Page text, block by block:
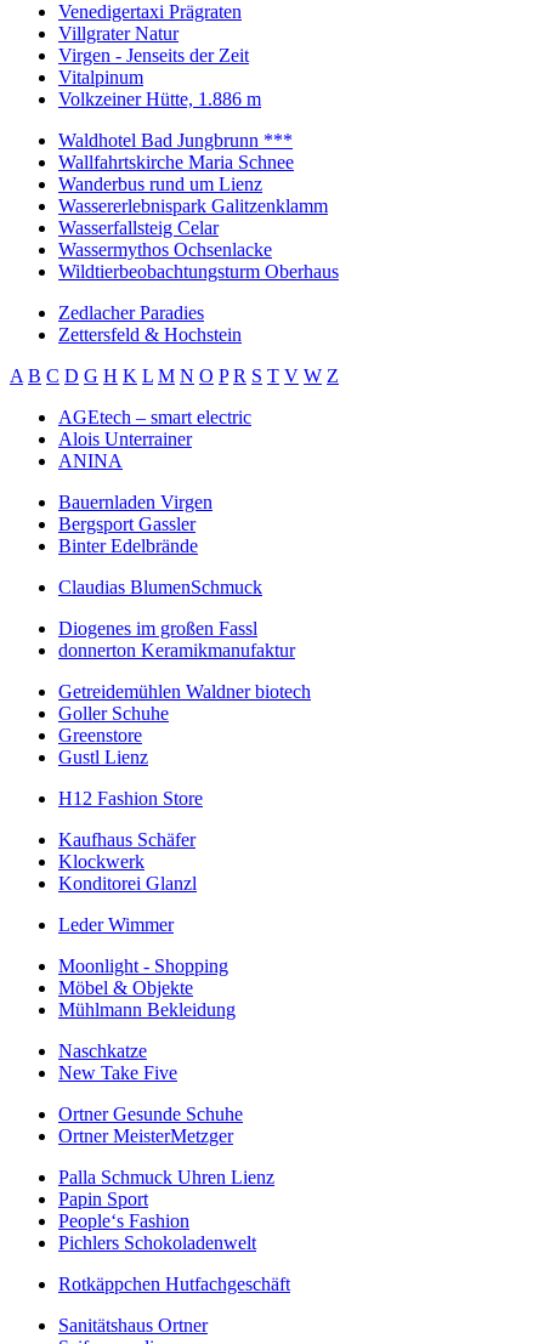
Venedigertaxi Prägraten
Villgrater Natur
Virgen - Jenseits der Zeit
Vitalpinum
Volkzeiner Hütte, 1.886 m
Waldhotel Bad Jungbrunn ***
Wallfahrtskirche Maria Schnee
Wanderbus rund um Lienz
Wassererlebnispark Galitzenklamm
Wasserfallsteig Celar
Wassermythos Ochsenlacke
Wildtierbeobachtungsturm Oberhaus
Zedlacher Paradies
Zettersfeld & Hochstein
A B C D G H K L M N O P R S T V W Z
AGEtech – smart electric
Alois Unterrainer
ANINA
Bauernladen Virgen
Bergsport Gassler
Binter Edelbrände
Claudias BlumenSchmuck
Diogenes im großen Fassl
donnerton Keramikmanufaktur
Getreidemühlen Waldner biotech
Goller Schuhe
Greenstore
Gustl Lienz
H12 Fashion Store
Kaufhaus Schäfer
Klockwerk
Konditorei Glanzl
Leder Wimmer
Moonlight - Shopping
Möbel & Objekte
Mühlmann Bekleidung
Naschkatze
New Take Five
Ortner Gesunde Schuhe
Ortner MeisterMetzger
Palla Schmuck Uhren Lienz
Papin Sport
People‘s Fashion
Pichlers Schokoladenwelt
Rotkäppchen Hutfachgeschäft
Sanitätshaus Ortner